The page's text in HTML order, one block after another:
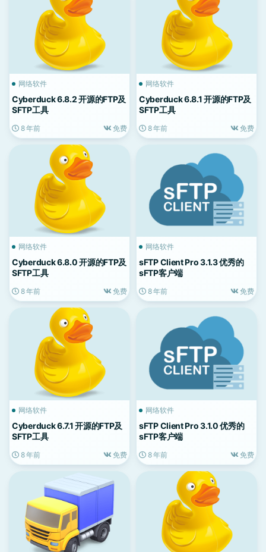
网络软件
Cyberduck 6.8.2 开源的FTP及
SFTP工具
8 年前 免费
网络软件
Cyberduck 6.8.1 开源的FTP及
SFTP工具
8 年前 免费
网络软件
Cyberduck 6.8.0 开源的FTP及
SFTP工具
8 年前 免费
网络软件
sFTP Client Pro 3.1.3 优秀的
sFTP客户端
8 年前 免费
网络软件
Cyberduck 6.7.1 开源的FTP及
SFTP工具
8 年前 免费
网络软件
sFTP Client Pro 3.1.0 优秀的
sFTP客户端
8 年前 免费